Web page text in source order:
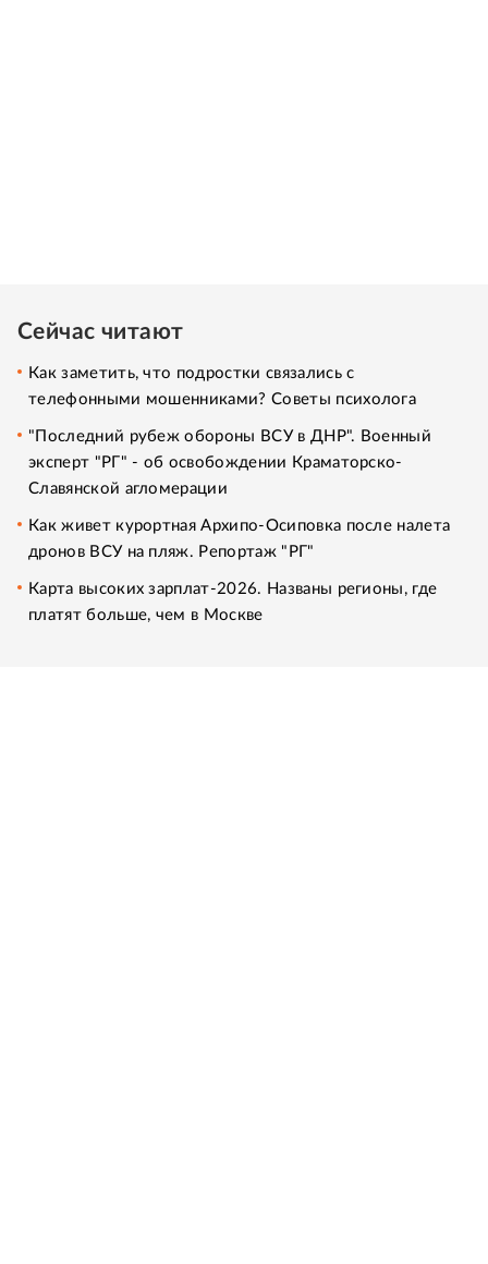
Сейчас читают
Как заметить, что подростки связались с
телефонными мошенниками? Советы психолога
"Последний рубеж обороны ВСУ в ДНР". Военный
эксперт "РГ" - об освобождении Краматорско-
Славянской агломерации
Как живет курортная Архипо-Осиповка после налета
дронов ВСУ на пляж. Репортаж "РГ"
Карта высоких зарплат-2026. Названы регионы, где
платят больше, чем в Москве